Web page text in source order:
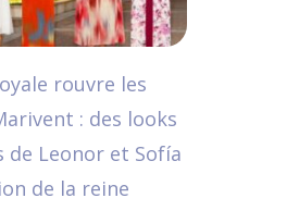
rouvre les
: des looks
de Leonor et Sofía
de la reine